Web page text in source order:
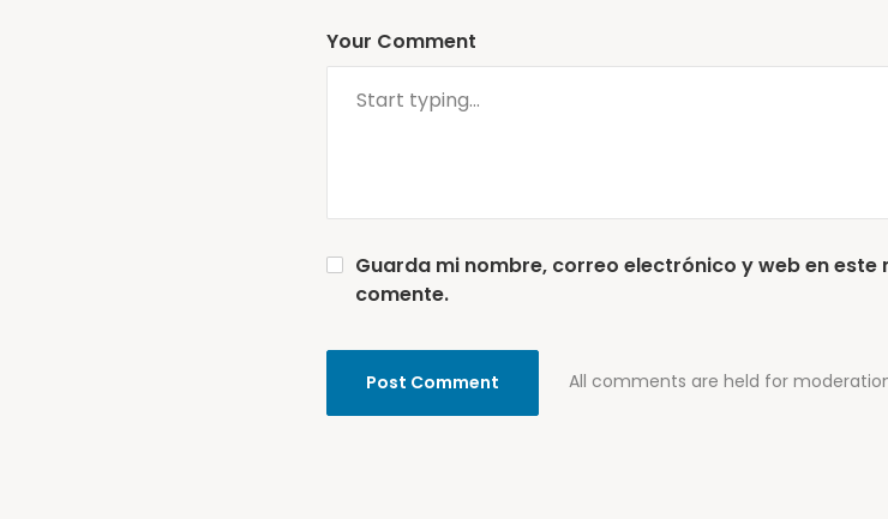
Your Comment
All comments are held for
Guarda mi nombre, correo electrónico y web en
comente.